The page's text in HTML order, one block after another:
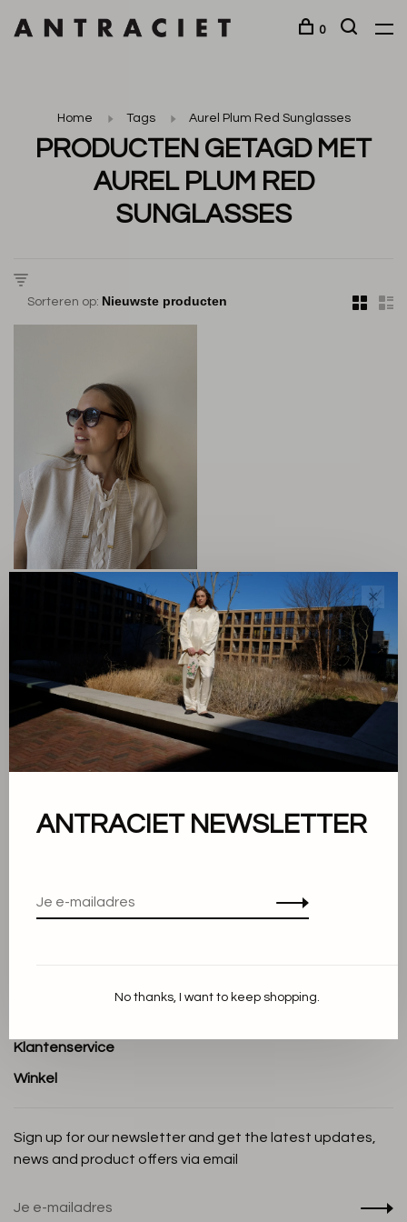
0
Home Tags Aurel Plum Red Sunglasses
PRODUCTEN GETAGD MET
AUREL PLUM RED
SUNGLASSES
Sorteren op:
Gobi
Aurel Plum Red Sunglasses
Sorteren op:
Toon 1 - 1 van 1
Algemene voorwaarden
Privacy Policy
Klantenservice
Winkel
Sign up for our newsletter and get the latest updates,
news and product offers via email
✕
ANTRACIET NEWSLETTER
No thanks, I want to keep shopping.